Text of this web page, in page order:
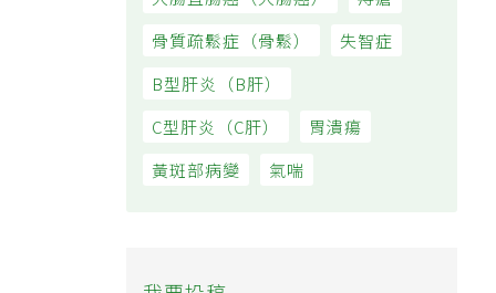
大腸直腸癌（大腸癌） 痔瘡
骨質疏鬆症（骨鬆） 失智症
B型肝炎（B肝）
C型肝炎（C肝）
黃斑部病變